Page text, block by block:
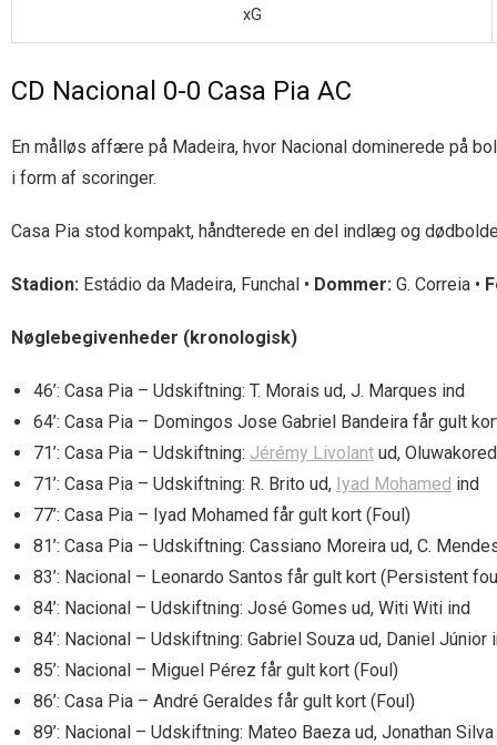
xG
CD Nacional 0-0 Casa Pia AC
En målløs affære på Madeira, hvor Nacional dominerede på
i form af scoringer.
Casa Pia stod kompakt, håndterede en del indlæg og
Stadion: Estádio da Madeira, Funchal • Dommer: G. Correia •
Nøglebegivenheder (kronologisk)
46’: Casa Pia – Udskiftning: T. Morais ud, J. Marques ind
64’: Casa Pia – Domingos Jose Gabriel Bandeira får gult
71’: Casa Pia – Udskiftning: Jérémy Livolant ud,
71’: Casa Pia – Udskiftning: R. Brito ud, Iyad Mohamed ind
77’: Casa Pia – Iyad Mohamed får gult kort (Foul)
81’: Casa Pia – Udskiftning: Cassiano Moreira ud, C.
83’: Nacional – Leonardo Santos får gult kort (Persistent
84’: Nacional – Udskiftning: José Gomes ud, Witi Witi ind
84’: Nacional – Udskiftning: Gabriel Souza ud, Daniel Júnior
85’: Nacional – Miguel Pérez får gult kort (Foul)
86’: Casa Pia – André Geraldes får gult kort (Foul)
89’: Nacional – Udskiftning: Mateo Baeza ud, Jonathan